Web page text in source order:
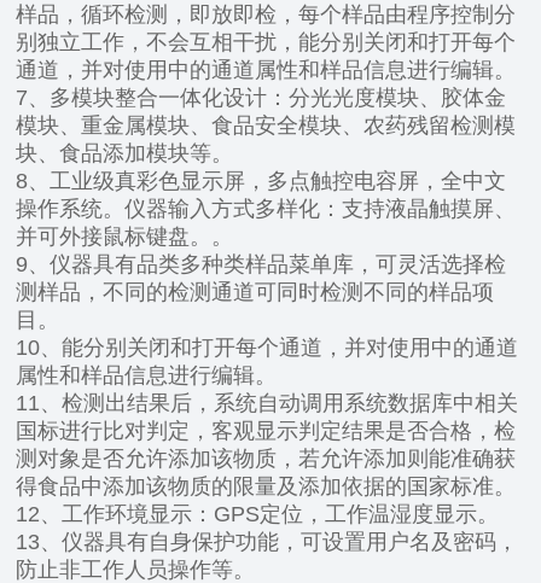
样品，循环检测，即放即检，每个样品由程序控制分
别独立工作，不会互相干扰，能分别关闭和打开每个
通道，并对使用中的通道属性和样品信息进行编辑。
7、多模块整合一体化设计：分光光度模块、胶体金
模块、重金属模块、食品安全模块、农药残留检测模
块、食品添加模块等。
8、工业级真彩色显示屏，多点触控电容屏，全中文
操作系统。仪器输入方式多样化：支持液晶触摸屏、
并可外接鼠标键盘。。
9、仪器具有品类多种类样品菜单库，可灵活选择检
测样品，不同的检测通道可同时检测不同的样品项
目。
10、能分别关闭和打开每个通道，并对使用中的通道
属性和样品信息进行编辑。
11、检测出结果后，系统自动调用系统数据库中相关
国标进行比对判定，客观显示判定结果是否合格，检
测对象是否允许添加该物质，若允许添加则能准确获
得食品中添加该物质的限量及添加依据的国家标准。
12、工作环境显示：GPS定位，工作温湿度显示。
13、仪器具有自身保护功能，可设置用户名及密码，
防止非工作人员操作等。